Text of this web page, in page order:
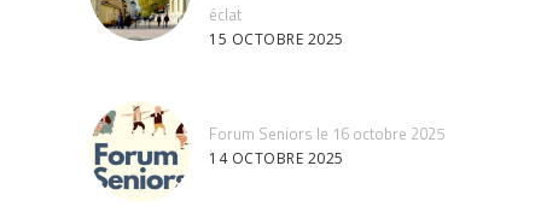
éclat
15 OCTOBRE 2025
Forum Seniors le 16 octobre 2025
14 OCTOBRE 2025